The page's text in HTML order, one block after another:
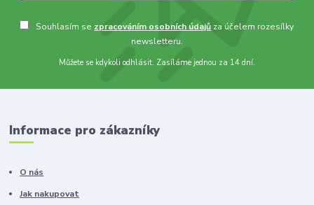
Souhlasím se zpracováním osobních údajů za účelem rozesílky
newsletteru.
Můžete se kdykoli odhlásit. Zasíláme jednou za 14 dní.
Informace pro zákazníky
O nás
Jak nakupovat